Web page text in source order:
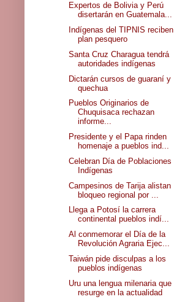
Expertos de Bolivia y Perú
disertarán en Guatemala...
Indígenas del TIPNIS reciben
plan pesquero
Santa Cruz Charagua tendrá
autoridades indígenas
Dictarán cursos de guaraní y
quechua
Pueblos Originarios de
Chuquisaca rechazan
informe...
Presidente y el Papa rinden
homenaje a pueblos ind...
Celebran Día de Poblaciones
Indígenas
Campesinos de Tarija alistan
bloqueo regional por ...
Llega a Potosí la carrera
continental pueblos indí...
Al conmemorar el Día de la
Revolución Agraria Ejec...
Taiwán pide disculpas a los
pueblos indígenas
Uru una lengua milenaria que
resurge en la actualidad